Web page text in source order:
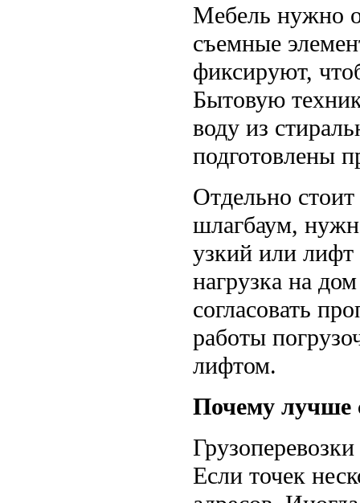
Мебель нужно
съемные
фиксируют,
Бытовую
воду из
подготовлены
Отдельно
шлагбаум,
узкий или лифт
нагрузка на
согласовать
работы
лифтом.
Почему лучше
Если точек